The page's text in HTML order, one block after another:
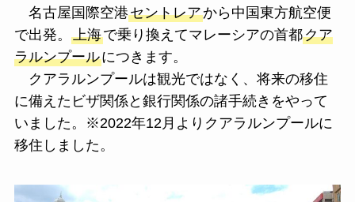
名古屋国際空港セントレアから中国東方航空便
で出発。 上海で乗り換えてマレーシアの首都クア
ラルンプールにつきます。
クアラルンプールは観光ではなく、将来の移住
に備えたビザ関係と銀行関係の諸手続きをやって
いました。※2022年12月よりクアラルンプールに
移住しました。